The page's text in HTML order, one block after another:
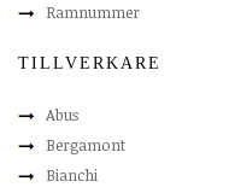
Ramnummer
TILLVERKARE
Abus
Bergamont
Bianchi